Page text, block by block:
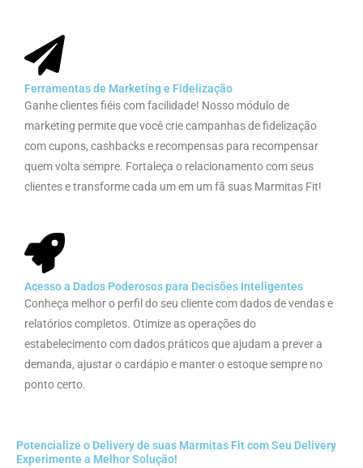
Ferramentas de Marketing e Fidelização
Ganhe clientes fiéis com facilidade! Nosso módulo de
marketing permite que você crie campanhas de fidelização
com cupons, cashbacks e recompensas para recompensar
quem volta sempre. Fortaleça o relacionamento com seus
clientes e transforme cada um em um fã suas Marmitas Fit!
Acesso a Dados Poderosos para Decisões Inteligentes
Conheça melhor o perfil do seu cliente com dados de vendas e
relatórios completos. Otimize as operações do
estabelecimento com dados práticos que ajudam a prever a
demanda, ajustar o cardápio e manter o estoque sempre no
ponto certo.
Potencialize o Delivery de suas Marmitas Fit com Seu Delivery
Experimente a Melhor Solução!